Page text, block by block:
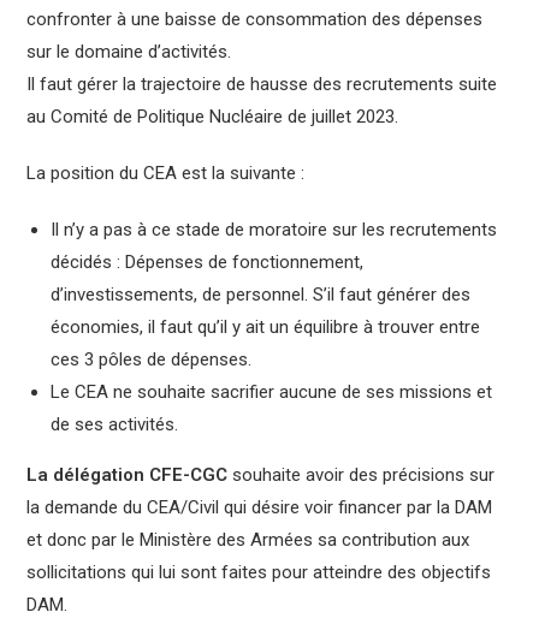
confronter à une baisse de consommation des dépenses
sur le domaine d’activités.
Il faut gérer la trajectoire de hausse des recrutements suite
au Comité de Politique Nucléaire de juillet 2023.
La position du CEA est la suivante :
Il n’y a pas à ce stade de moratoire sur les recrutements
décidés : Dépenses de fonctionnement,
d’investissements, de personnel. S’il faut générer des
économies, il faut qu’il y ait un équilibre à trouver entre
ces 3 pôles de dépenses.
Le CEA ne souhaite sacrifier aucune de ses missions et
de ses activités.
La délégation CFE-CGCsouhaite avoir des précisions sur
la demande du CEA/Civil qui désire voir financer par la DAM
et donc par le Ministère des Armées sa contribution aux
sollicitations qui lui sont faites pour atteindre des objectifs
DAM.